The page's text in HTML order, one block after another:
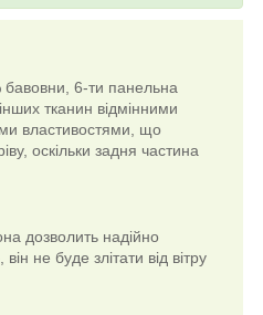
бавовни, 6-ти панельна
тканин відмінними
властивостями, що
оскільки задня частина
дозволить надійно
не буде злітати від вітру